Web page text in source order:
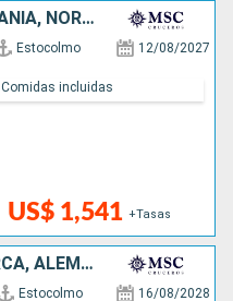
SUECIA, DINAMARCA, ALEMANIA, NORUEGA
Estocolmo 12/08/2027
US$ 1,541 +Tasas
Comidas incluidas
SUECIA, ESTONIA, DINAMARCA, ALEMANIA, ISLAS MALVINAS, NORUEGA
Estocolmo 16/08/2028